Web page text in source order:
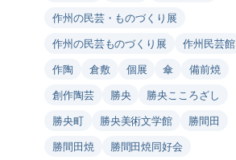
作州の民芸・ものづくり展
作州の民芸ものづくり展
作州民芸館
作陶
倉敷 個展 傘
備前焼
創作陶芸
勝央
勝央こころざし
勝央町
勝央美術文学館
勝間田
勝間田焼
勝間田焼同好会